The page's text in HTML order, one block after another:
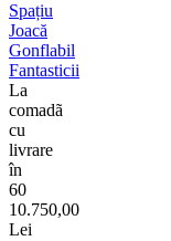
Spațiu
Joacă
Gonflabil
Fantasticii
La
comadã
cu
livrare
în
60
10.750,00
Lei